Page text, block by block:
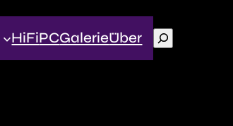
HiFiPCGalerieÜber Suchen